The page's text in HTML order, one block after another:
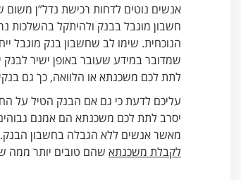
אנשים נוטים לדחות רכישת נדל”ן
חשבון מוגבל בבנק ולהיתקל בהשלכות
הנוכחית. שימו לב שחשבון בנק מוגבל
שמדובר במידע שעובר באופן ישיר
לתת לכם משכנתא או הלוואה, כך גם
עליכם לדעת כי גם אם הבנק הטיל על
יסרב לתת לכם משכנתא הם אמנם גבוהים
מאשר אנשים ללא הגבלה בחשבון הבנק.
לקבלת משכנתא שהם טובים יותר ממה